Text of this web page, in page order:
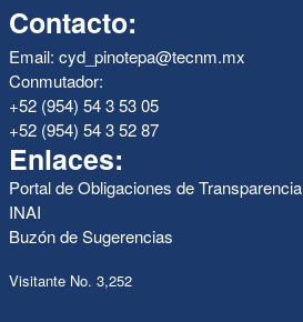
Contacto:
Email: cyd_pinotepa@tecnm.mx
Conmutador:
+52 (954) 54 3 53 05
+52 (954) 54 3 52 87
Enlaces:
Portal de Obligaciones de Transparencia
INAI
Buzón de Sugerencias
Visitante No. 3,252